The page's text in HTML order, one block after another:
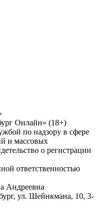
Онлайн» (18+)
по надзору в сфере
и массовых
о регистрации
ответственностью
Андреевна
ул. Шейнкмана, 10, 3-